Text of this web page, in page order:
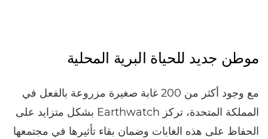
موطن جديد للحياة البرية المحلية
مع وجود أكثر من 200 غابة صغيرة مزروعة بالفعل في
المملكة المتحدة، تركز Earthwatch بشكل متزايد على
الحفاظ على هذه الغابات وضمان بقاء تأثيرها في مجتمعها